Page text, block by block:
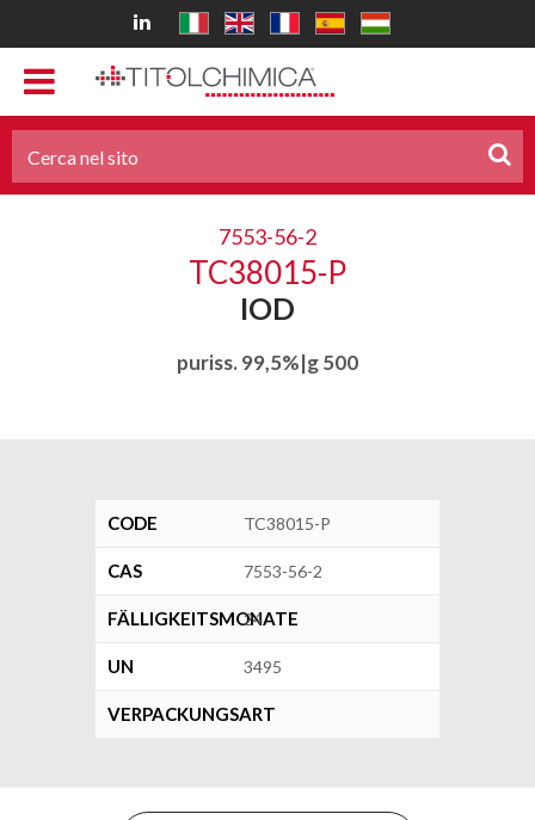
7553-56-2
TC38015-P
IOD
puriss. 99,5%|g 500
CODE TC38015-P
CAS 7553-56-2
FÄLLIGKEITSMONATE
24
UN 3495
VERPACKUNGSART